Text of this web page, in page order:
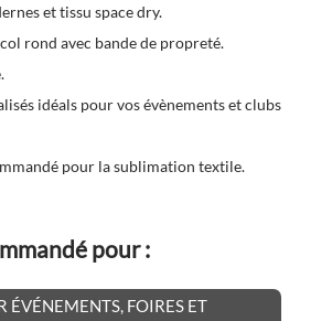
et tissu space dry.
rond avec bande de propreté.
idéals pour vos évènements et clubs
pour la sublimation textile.
pour :
ÉVÉNEMENTS, FOIRES ET